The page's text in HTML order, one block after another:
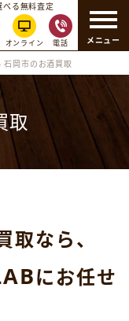
メニュー
べる無料査定
オンライン 電話
石岡市のお酒買取
取
取なら、
にお任せ